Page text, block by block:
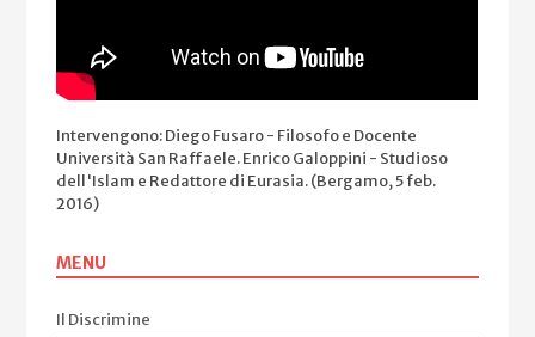
Intervengono: Diego Fusaro - Filosofo e Docente
Università San Raffaele. Enrico Galoppini - Studioso
dell'Islam e Redattore di Eurasia. (Bergamo, 5 feb.
2016)
MENU
Il Discrimine